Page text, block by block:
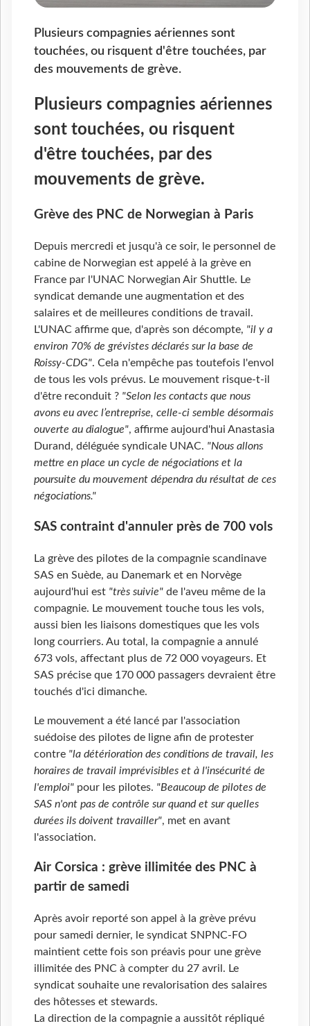
Plusieurs compagnies aériennes sont
touchées, ou risquent d'être touchées, par
des mouvements de grève.
Plusieurs compagnies aériennes
sont touchées, ou risquent
d'être touchées, par des
mouvements de grève.
Grève des PNC de Norwegian à Paris
Depuis mercredi et jusqu'à ce soir, le personnel de
cabine de Norwegian est appelé à la grève en
France par l'UNAC Norwegian Air Shuttle. Le
syndicat demande une augmentation et des
salaires et de meilleures conditions de travail.
L'UNAC affirme que, d'après son décompte, "il y a
environ 70% de grévistes déclarés sur la base de
Roissy-CDG". Cela n'empêche pas toutefois l'envol
de tous les vols prévus. Le mouvement risque-t-il
d'être reconduit ? "Selon les contacts que nous
avons eu avec l’entreprise, celle-ci semble désormais
ouverte au dialogue", affirme aujourd'hui Anastasia
Durand, déléguée syndicale UNAC. "Nous allons
mettre en place un cycle de négociations et la
poursuite du mouvement dépendra du résultat de ces
négociations."
SAS contraint d'annuler près de 700 vols
La grève des pilotes de la compagnie scandinave
SAS en Suède, au Danemark et en Norvège
aujourd'hui est "très suivie" de l'aveu même de la
compagnie. Le mouvement touche tous les vols,
aussi bien les liaisons domestiques que les vols
long courriers. Au total, la compagnie a annulé
673 vols, affectant plus de 72 000 voyageurs. Et
SAS précise que 170 000 passagers devraient être
touchés d'ici dimanche.
Le mouvement a été lancé par l'association
suédoise des pilotes de ligne afin de protester
contre "la détérioration des conditions de travail, les
horaires de travail imprévisibles et à l'insécurité de
l'emploi" pour les pilotes. "Beaucoup de pilotes de
SAS n'ont pas de contrôle sur quand et sur quelles
durées ils doivent travailler", met en avant
l'association.
Air Corsica : grève illimitée des PNC à
partir de samedi
Après avoir reporté son appel à la grève prévu
pour samedi dernier, le syndicat SNPNC-FO
maintient cette fois son préavis pour une grève
illimitée des PNC à compter du 27 avril. Le
syndicat souhaite une revalorisation des salaires
des hôtesses et stewards.
La direction de la compagnie a aussitôt répliqué